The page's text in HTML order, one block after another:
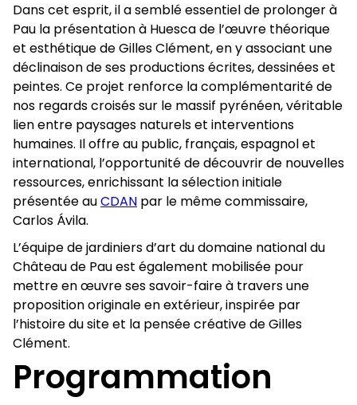
Dans cet esprit, il a semblé essentiel de prolonger à
Pau la présentation à Huesca de l’œuvre théorique
et esthétique de Gilles Clément, en y associant une
déclinaison de ses productions écrites, dessinées et
peintes. Ce projet renforce la complémentarité de
nos regards croisés sur le massif pyrénéen, véritable
lien entre paysages naturels et interventions
humaines. Il offre au public, français, espagnol et
international, l’opportunité de découvrir de nouvelles
ressources, enrichissant la sélection initiale
présentée auCDAN par le même commissaire,
Carlos Ávila.
L’équipe de jardiniers d’art du domaine national du
Château de Pau est également mobilisée pour
mettre en œuvre ses savoir-faire à travers une
proposition originale en extérieur, inspirée par
l’histoire du site et la pensée créative de Gilles
Clément.
Programmation